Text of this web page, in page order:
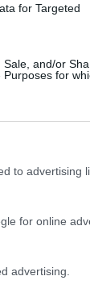
for Targeted
and/or
for
to advertising
for online
advertising.
cucina.
62